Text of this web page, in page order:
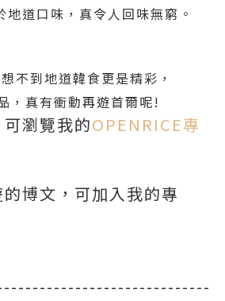
道口味，真令人回味無窮。
不到地道韓食更是精彩，
，真有衝動再遊首爾呢!
瀏覽我的OPENRICE專
博文，可加入我的專